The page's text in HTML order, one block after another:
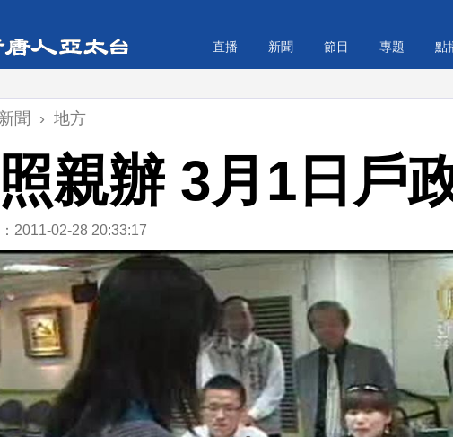
直播 新聞 節目 專題 點
新聞 › 地方
親辦 3月1日戶
2011-02-28 20:33:17